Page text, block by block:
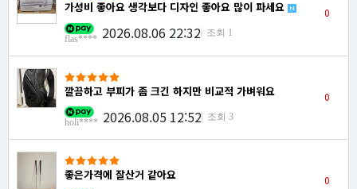
가성비 좋아요 생각보다 디자인 좋아요 많이 파세요
flas**** 2026.08.06 22:32 조회 1
0
깔끔하고 부피가 좀 크긴 하지만 비교적 가벼워요
holi**** 2026.08.05 12:52 조회 3
0
좋은가격에 잘산거 같아요 0